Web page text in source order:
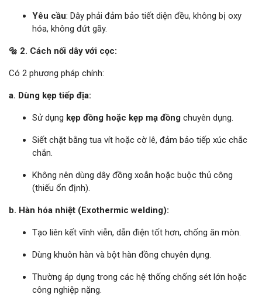
Yêu cầu: Dây phải đảm bảo tiết diện đều, không bị oxy
hóa, không đứt gãy.
🔩 2. Cách nối dây với cọc:
Có 2 phương pháp chính:
a. Dùng kẹp tiếp địa:
Sử dụng kẹp đồng hoặc kẹp mạ đồng chuyên dụng.
Siết chặt bằng tua vít hoặc cờ lê, đảm bảo tiếp xúc chắc
chắn.
Không nên dùng dây đồng xoắn hoặc buộc thủ công
(thiếu ổn định).
b. Hàn hóa nhiệt (Exothermic welding):
Tạo liên kết vĩnh viễn, dẫn điện tốt hơn, chống ăn mòn.
Dùng khuôn hàn và bột hàn đồng chuyên dụng.
Thường áp dụng trong các hệ thống chống sét lớn hoặc
công nghiệp nặng.